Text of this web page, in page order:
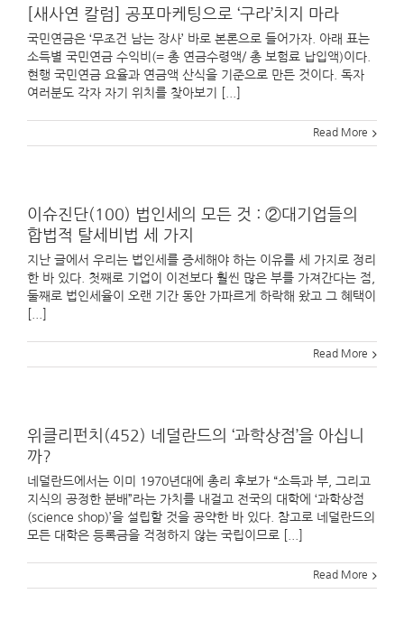
[새사연 칼럼] 공포마케팅으로 ‘구라’치지 마라
국민연금은 ‘무조건 남는 장사’ 바로 본론으로 들어가자. 아래 표는
소득별 국민연금 수익비(= 총 연금수령액/ 총 보험료 납입액)이다.
현행 국민연금 요율과 연금액 산식을 기준으로 만든 것이다. 독자
여러분도 각자 자기 위치를 찾아보기 [...]
Read More
이슈진단(100) 법인세의 모든 것 : ②대기업들의
합법적 탈세비법 세 가지
지난 글에서 우리는 법인세를 증세해야 하는 이유를 세 가지로 정리
한 바 있다. 첫째로 기업이 이전보다 훨씬 많은 부를 가져간다는 점,
둘째로 법인세율이 오랜 기간 동안 가파르게 하락해 왔고 그 혜택이
Read More
위클리펀치(452) 네덜란드의 ‘과학상점’을 아십니
까?
네덜란드에서는 이미 1970년대에 총리 후보가 “소득과 부, 그리고
지식의 공정한 분배”라는 가치를 내걸고 전국의 대학에 ‘과학상점
(science shop)’을 설립할 것을 공약한 바 있다. 참고로 네덜란드의
모든 대학은 등록금을 걱정하지 않는 국립이므로 [...]
Read More